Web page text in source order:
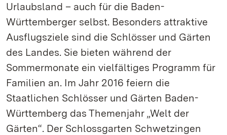
Urlaubsland – auch für die Baden-
Württemberger selbst. Besonders attraktive
Ausflugsziele sind die Schlösser und Gärten
des Landes. Sie bieten während der
Sommermonate ein vielfältiges Programm für
Familien an. Im Jahr 2016 feiern die
Staatlichen Schlösser und Gärten Baden-
Württemberg das Themenjahr „Welt der
Gärten“. Der Schlossgarten Schwetzingen